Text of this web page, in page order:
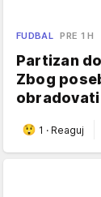
FUDBAL PRE 1 H
Partizan
Zbog
obradovati
1 · Reaguj